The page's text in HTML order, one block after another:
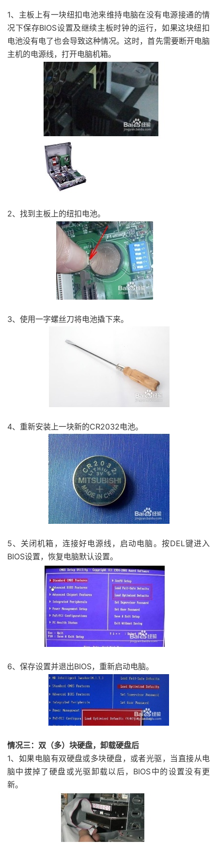
1、主板上有一块纽扣电池来维持电脑在没有电源接通的情
况下保存BIOS设置及继续主板时钟的运行，如果这块纽扣
电池没有电了也会导致这种情况。这时，首先需要断开电脑
主机的电源线，打开电脑机箱。
2、找到主板上的纽扣电池。
3、使用一字螺丝刀将电池撬下来。
4、重新安装上一块新的CR2032电池。
5、关闭机箱，连接好电源线，启动电脑。按DEL键进入
BIOS设置，恢复电脑默认设置。
6、保存设置并退出BIOS，重新启动电脑。
情况三：双（多）块硬盘，卸载硬盘后
1、如果电脑有双硬盘或多块硬盘，或者光驱，当直接从电
脑中拔掉了硬盘或光驱卸载以后，BIOS中的设置没有更
新。